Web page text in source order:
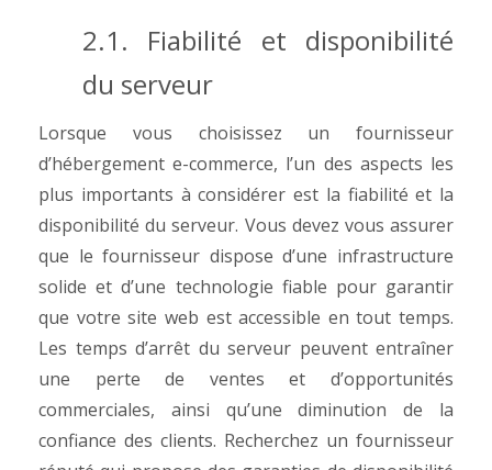
2.1. Fiabilité et disponibilité
du serveur
Lorsque vous choisissez un fournisseur
d’hébergement e-commerce, l’un des aspects les
plus importants à considérer est la fiabilité et la
disponibilité du serveur. Vous devez vous assurer
que le fournisseur dispose d’une infrastructure
solide et d’une technologie fiable pour garantir
que votre site web est accessible en tout temps.
Les temps d’arrêt du serveur peuvent entraîner
une perte de ventes et d’opportunités
commerciales, ainsi qu’une diminution de la
confiance des clients. Recherchez un fournisseur